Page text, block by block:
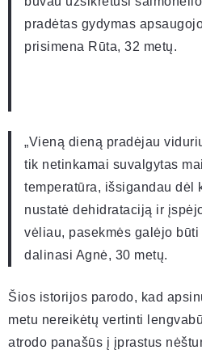
pradėtas gydymas
prisimena Rūta, 32 metų.
„Vieną dieną pradėjau
tik netinkamai suvalgytas
temperatūra, išsigandau dėl
nustatė dehidrataciją ir
vėliau, pasekmės galėjo būti
dalinasi Agnė, 30 metų.
Šios istorijos parodo, kad
metu nereikėtų vertinti
atrodo panašūs į įprastus